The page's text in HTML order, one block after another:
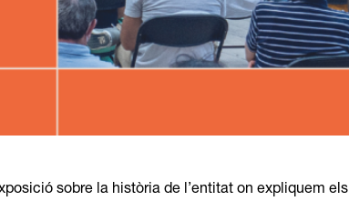
sobre la història de l’entitat on expliquem els